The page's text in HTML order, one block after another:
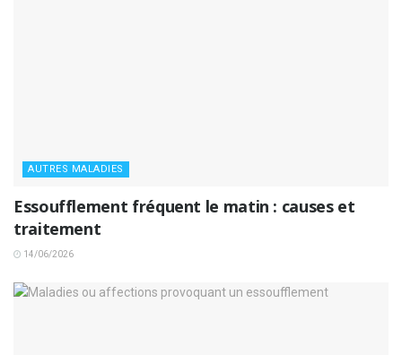
AUTRES MALADIES
Essoufflement fréquent le matin : causes et
traitement
14/06/2026